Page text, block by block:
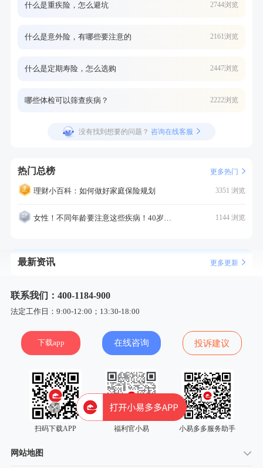
什么是重疾险，怎么避坑 2744浏览
什么是意外险，有哪些要注意的 2161浏览
什么是定期寿险，怎么选购 2447浏览
哪些体检可以筛查疾病？ 2222浏览
没有找到想要的问题？ 咨询在线客服
热门总榜 更多热门
理财小百科：如何做好家庭保险规划 3351 浏览
女性！不同年龄要注意这些疾病！40岁的这个疾病最需要注意！ 1144 浏览
最新资讯 更多更新
联系我们：400-1184-900
法定工作日：9:00-12:00；13:30-18:00
下载app 在线咨询 投诉建议
扫码下载APP 福利官小易 小易多多服务助手
网站地图